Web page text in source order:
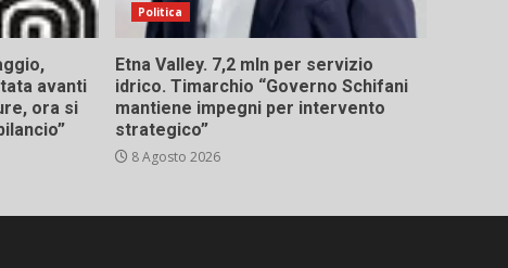
avanti
ora si
Politica
Etna Valley. 7,2 mln per servizio
idrico. Timarchio “Governo Schifani
mantiene impegni per intervento
strategico”
8 Agosto 2026